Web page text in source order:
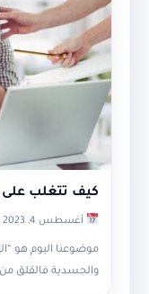
كيف تتغلب على
أغسطس 4, 2023
موضوعنا اليوم هو
والجسدية فالقلق من